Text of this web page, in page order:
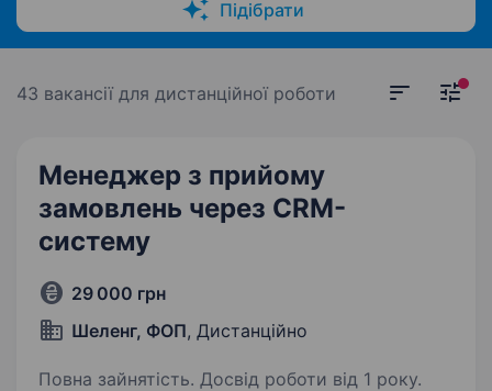
Підібрати
43 вакансії для дистанційної роботи
Менеджер з прийому
замовлень через CRM-
систему
29 000 грн
Шеленг, ФОП, Дистанційно
Повна зайнятість. Досвід роботи від 1 року.